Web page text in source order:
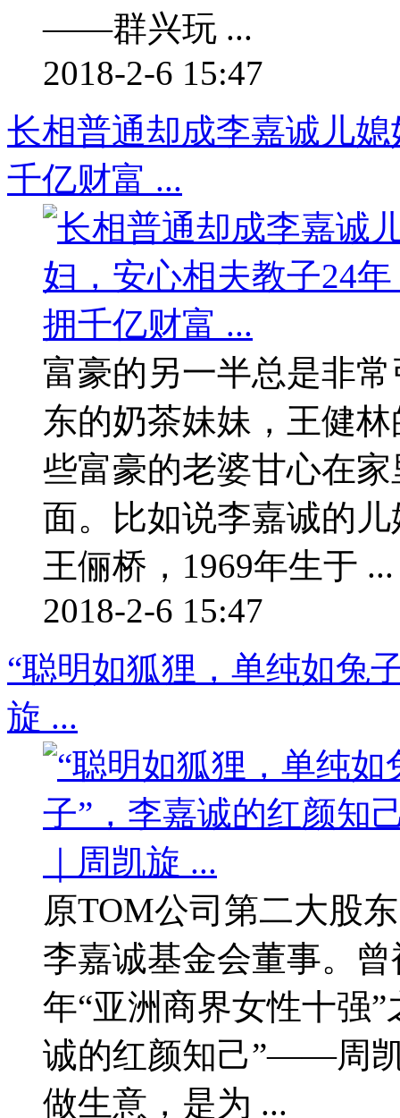
——群兴玩 ...
2018-2-6 15:47
长相普通却成李嘉诚儿
千亿财富 ...
富豪的另一半总是非
东的奶茶妹妹，王健
些富豪的老婆甘心在
面。比如说李嘉诚的
王俪桥，1969年生于 ...
2018-2-6 15:47
“聪明如狐狸，单纯如兔
旋 ...
原TOM公司第二大股
李嘉诚基金会董事。
年“亚洲商界女性十强
诚的红颜知己”——周
做生意，是为 ...